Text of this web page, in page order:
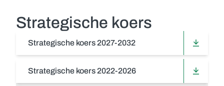
Strategische koers
Strategische koers 2027-2032
Strategische koers 2022-2026